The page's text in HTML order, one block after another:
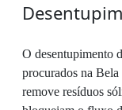
O desentupimento
procurados na
remove resíduos